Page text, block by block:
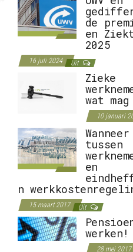
de
en
2025
16 juli 2024 Uit
Zieke
wat
10 januari
tussen
en
n
15 maart 2017 Uit
werken!
28 mei 2017